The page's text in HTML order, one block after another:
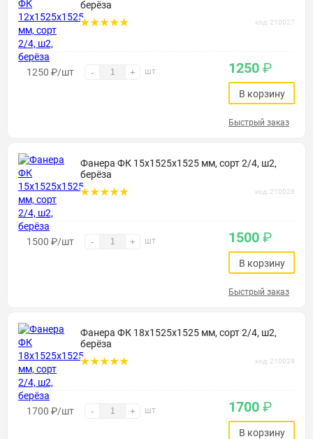
берёза
код: 210027
1250 ₽/шт - + шт 1250 ₽
В корзину
Быстрый заказ
Фанера ФК 15х1525х1525 мм, сорт 2/4, ш2,
берёза
код: 210028
1500 ₽/шт - + шт 1500 ₽
В корзину
Быстрый заказ
Фанера ФК 18х1525х1525 мм, сорт 2/4, ш2,
берёза
код: 210029
1700 ₽/шт - + шт 1700 ₽
В корзину